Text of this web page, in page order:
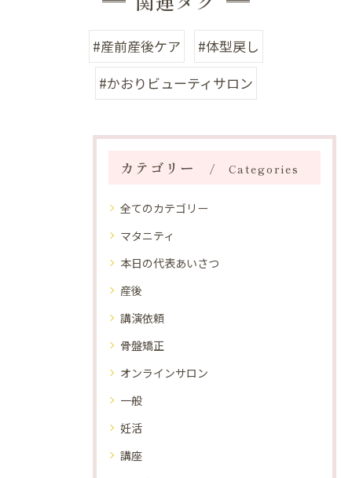
#産前産後ケア
#体型戻し
#かおりビューティサロン
カテゴリー Categories
全てのカテゴリー
マタニティ
本日の代表あいさつ
産後
講演依頼
骨盤矯正
オンラインサロン
一般
妊活
講座